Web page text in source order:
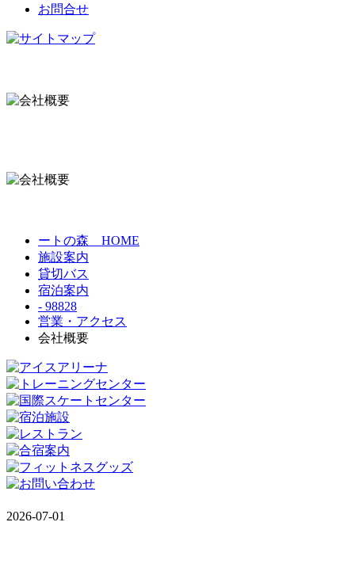
お問合せ
ートの森 HOME
施設案内
貸切バス
宿泊案内
- 98828
営業・アクセス
会社概要
2026-07-01